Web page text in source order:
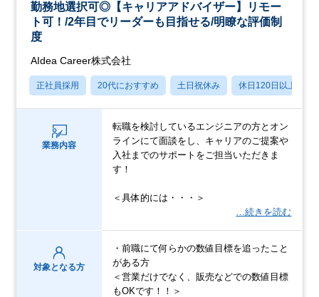
勤務地選択可◎【キャリアアドバイザー】リモー
ト可！/2年目でリーダーも目指せる/明瞭な評価制
度
AIdea Career株式会社
正社員採用 20代におすすめ 土日祝休み 休日120日以上
業務内容
転職を検討しているエンジニアの方とオン
ラインにて面談をし、キャリアのご提案や
入社までのサポートをご担当いただきま
す！
＜具体的には・・・＞
…続きを読む
対象となる方
・前職にて何らかの数値目標を追ったこと
がある方
＜営業だけでなく、販売などでの数値目標
もOKです！！＞